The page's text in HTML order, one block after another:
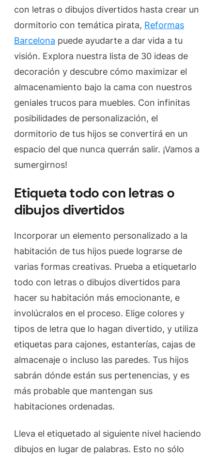
con letras o dibujos divertidos hasta crear un
dormitorio con temática pirata, Reformas
Barcelona puede ayudarte a dar vida a tu
visión. Explora nuestra lista de 30 ideas de
decoración y descubre cómo maximizar el
almacenamiento bajo la cama con nuestros
geniales trucos para muebles. Con infinitas
posibilidades de personalización, el
dormitorio de tus hijos se convertirá en un
espacio del que nunca querrán salir. ¡Vamos a
sumergirnos!
Etiqueta todo con letras o
dibujos divertidos
Incorporar un elemento personalizado a la
habitación de tus hijos puede lograrse de
varias formas creativas. Prueba a etiquetarlo
todo con letras o dibujos divertidos para
hacer su habitación más emocionante, e
involúcralos en el proceso. Elige colores y
tipos de letra que lo hagan divertido, y utiliza
etiquetas para cajones, estanterías, cajas de
almacenaje o incluso las paredes. Tus hijos
sabrán dónde están sus pertenencias, y es
más probable que mantengan sus
habitaciones ordenadas.
Lleva el etiquetado al siguiente nivel haciendo
dibujos en lugar de palabras. Esto no sólo